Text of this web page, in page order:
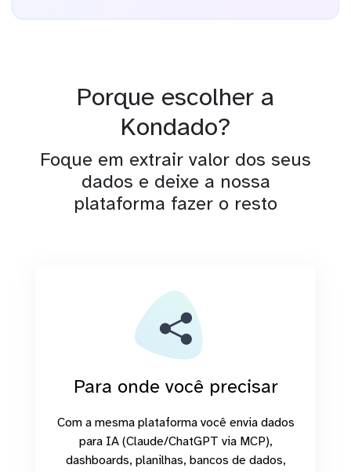
Porque escolher a
Kondado?
Foque em extrair valor dos seus
dados e deixe a nossa
plataforma fazer o resto
Para onde você precisar
Com a mesma plataforma você envia dados
para IA (Claude/ChatGPT via MCP),
dashboards, planilhas, bancos de dados,